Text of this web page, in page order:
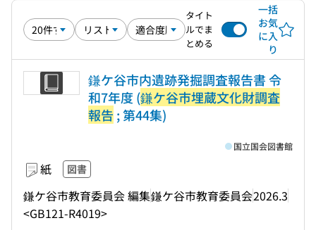
タイト
ルでま
とめる
一括
お気
に入
り
鎌ケ谷市内遺跡発掘調査報告書 令
和7年度 (鎌ケ谷市埋蔵文化財調査
報告 ; 第44集)
紙 図書
鎌ケ谷市教育委員会 編集鎌ケ谷市教育委員会2026.3
<GB121-R4019>
国立国会図書館